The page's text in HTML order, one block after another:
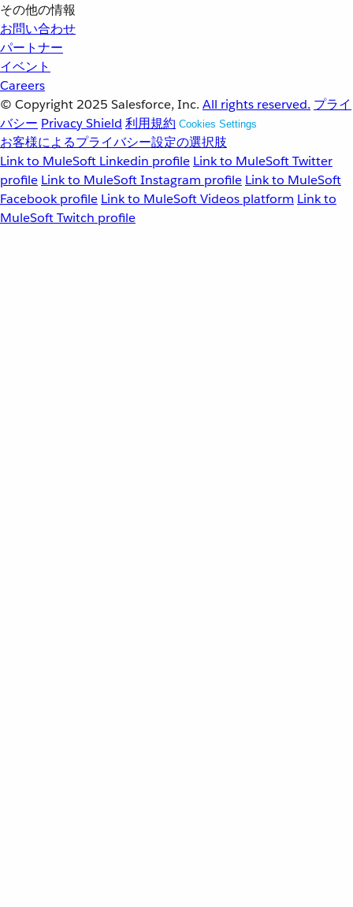
その他の情報
お問い合わせ
パートナー
イベント
Careers
© Copyright 2025 Salesforce, Inc. All rights reserved. プライ
バシー Privacy Shield 利用規約 Cookies Settings
お客様によるプライバシー設定の選択肢
Link to MuleSoft Linkedin profile Link to MuleSoft Twitter
profile Link to MuleSoft Instagram profile Link to MuleSoft
Facebook profile Link to MuleSoft Videos platform Link to
MuleSoft Twitch profile